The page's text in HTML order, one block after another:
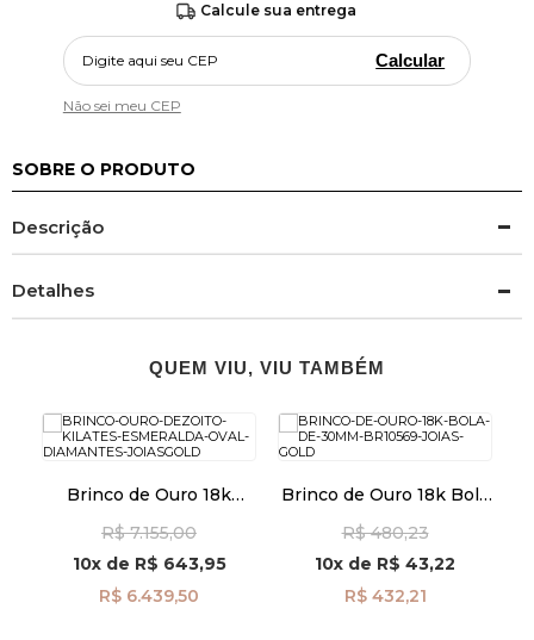
Calcule sua entrega
Calcular
Não sei meu CEP
SOBRE O PRODUTO
Descrição
Detalhes
QUEM VIU, VIU TAMBÉM
Brinco de Ouro 18k
Diamantes br29476
R$ 7.155,00
10xde R$ 643,95
R$ 6.439,50
Brinco de Ouro 18k Bola
R$ 480,23
10x de R$ 43,22
R$ 432,21